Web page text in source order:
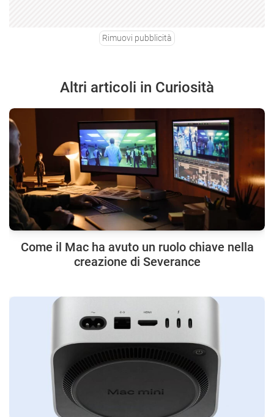
Rimuovi pubblicità
Altri articoli in Curiosità
Come il Mac ha avuto un ruolo chiave nella
creazione di Severance